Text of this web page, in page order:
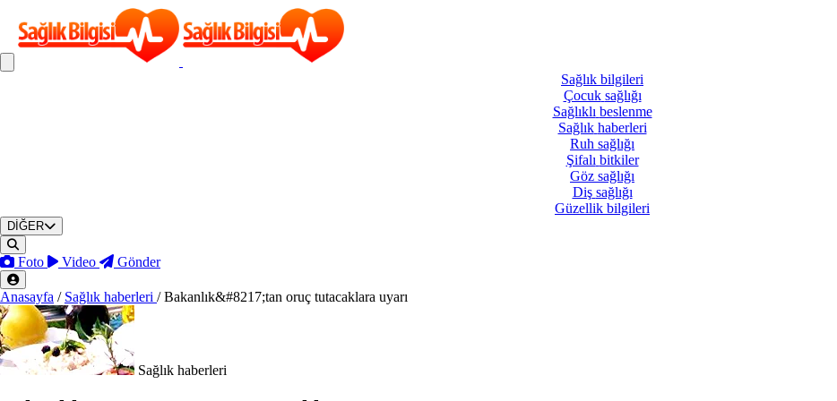
Sağlık bilgileri
Çocuk sağlığı
Sağlıklı beslenme
Sağlık haberleri
Ruh sağlığı
Şifalı bitkiler
Göz sağlığı
Diş sağlığı
Güzellik bilgileri
DİĞER
Foto Video Gönder
Anasayfa / Sağlık haberleri / Bakanlık&#8217;tan oruç tutacaklara uyarı
Sağlık haberleri